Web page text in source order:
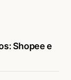
Shopee e